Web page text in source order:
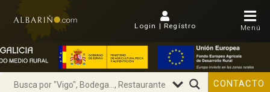
Login | Regístro Menú
CONTACTO